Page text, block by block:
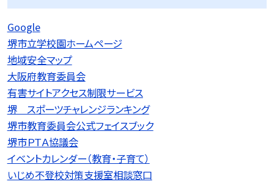
Google
堺市立学校園ホームページ
地域安全マップ
大阪府教育委員会
有害サイトアクセス制限サービス
堺 スポーツチャレンジランキング
堺市教育委員会公式フェイスブック
堺市ＰＴＡ協議会
イベントカレンダー（教育・子育て）
いじめ不登校対策支援室相談窓口